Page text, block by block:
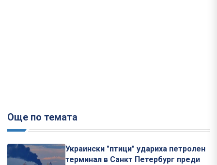
Още по темата
Украински "птици" удариха петролен
терминал в Санкт Петербург преди